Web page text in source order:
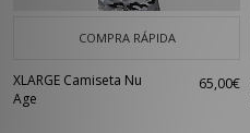
COMPRA RÁPIDA
XLARGE Camiseta Nu
Age
65,00€